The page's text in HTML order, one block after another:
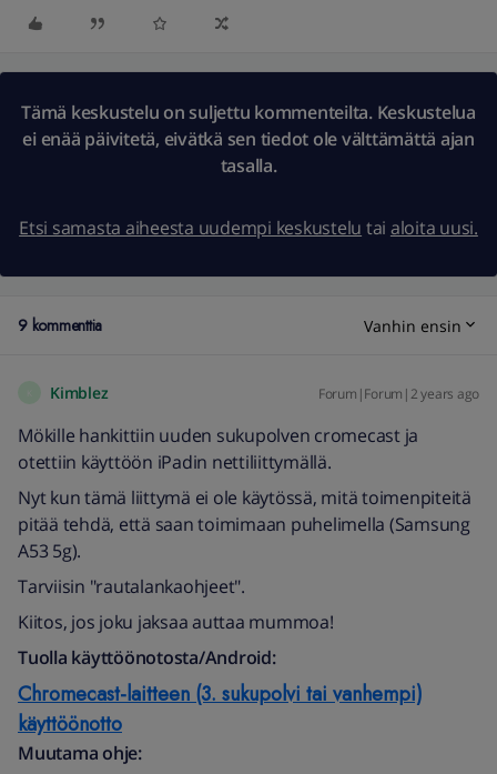
Tämä keskustelu on suljettu kommenteilta. Keskustelua
ei enää päivitetä, eivätkä sen tiedot ole välttämättä ajan
tasalla.
Etsi samasta aiheesta uudempi keskustelu tai aloita uusi.
9 kommenttia Vanhin ensin
Kimblez Forum|Forum|2 years ago
Mökille hankittiin uuden sukupolven cromecast ja
otettiin käyttöön iPadin nettiliittymällä.
Nyt kun tämä liittymä ei ole käytössä, mitä toimenpiteitä
pitää tehdä, että saan toimimaan puhelimella (Samsung
A53 5g).
Tarviisin "rautalankaohjeet".
Kiitos, jos joku jaksaa auttaa mummoa!
Tuolla käyttöönotosta/Android:
Chromecast-laitteen (3. sukupolvi tai vanhempi)
käyttöönotto
Muutama ohje: